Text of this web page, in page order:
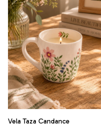
Vela Taza Candance